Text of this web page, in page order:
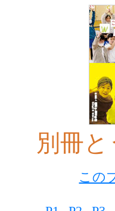
別冊と
この